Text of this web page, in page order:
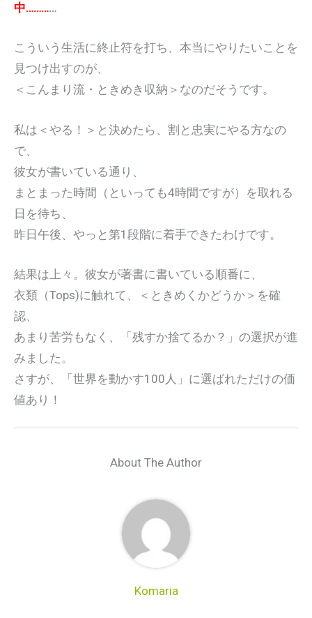
中…………
こういう生活に終止符を打ち、本当にやりたいことを
見つけ出すのが、
＜こんまり流・ときめき収納＞なのだそうです。
私は＜やる！＞と決めたら、割と忠実にやる方なの
で、
彼女が書いている通り、
まとまった時間（といっても4時間ですが）を取れる
日を待ち、
昨日午後、やっと第1段階に着手できたわけです。
結果は上々。彼女が著書に書いている順番に、
衣類（Tops)に触れて、＜ときめくかどうか＞を確
認、
あまり苦労もなく、「残すか捨てるか？」の選択が進
みました。
さすが、「世界を動かす100人」に選ばれただけの価
値あり！
About The Author
Komaria